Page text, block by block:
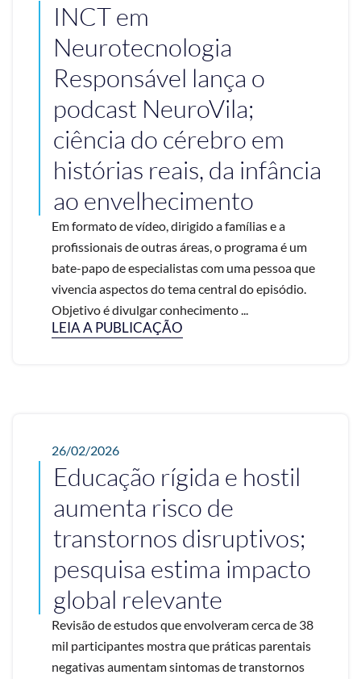
INCT em
Neurotecnologia
Responsável lança o
podcast NeuroVila;
ciência do cérebro em
histórias reais, da infância
ao envelhecimento
Em formato de vídeo, dirigido a famílias e a
profissionais de outras áreas, o programa é um
bate-papo de especialistas com uma pessoa que
vivencia aspectos do tema central do episódio.
Objetivo é divulgar conhecimento ...
LEIA A PUBLICAÇÃO
26/02/2026
Educação rígida e hostil
aumenta risco de
transtornos disruptivos;
pesquisa estima impacto
global relevante
Revisão de estudos que envolveram cerca de 38
mil participantes mostra que práticas parentais
negativas aumentam sintomas de transtornos